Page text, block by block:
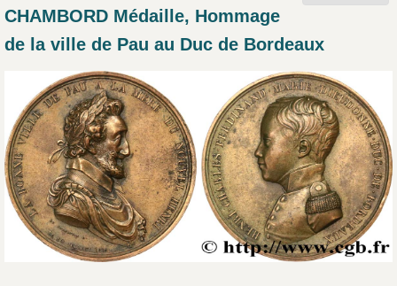
CHAMBORD Médaille, Hommage
de la ville de Pau au Duc de Bordeaux